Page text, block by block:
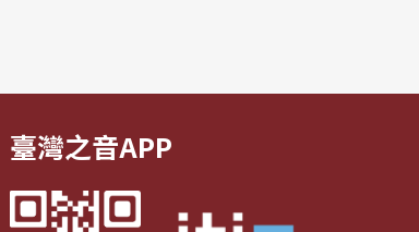
臺灣之音APP